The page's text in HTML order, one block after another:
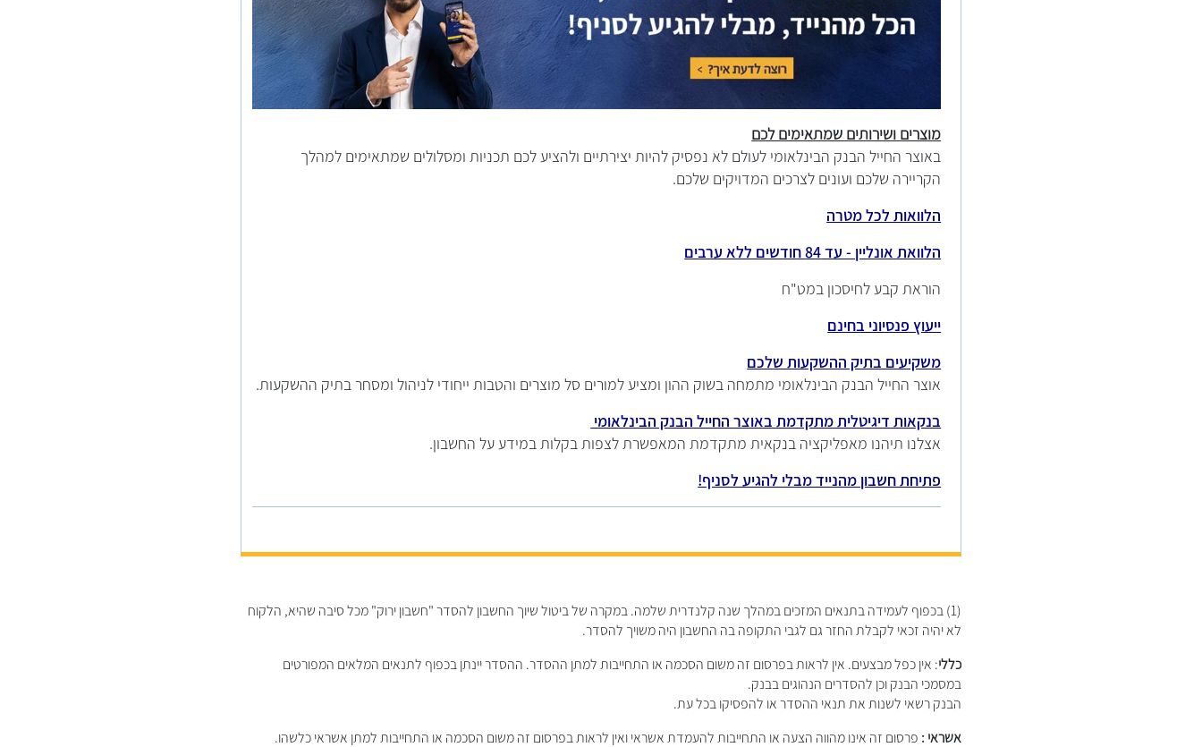
מוצרים ושירותים שמתאימים לכם
באוצר החייל הבנק הבינלאומי לעולם לא נפסיק להיות יצירתיים ולהציע לכם תכניות ומסלולים שמתאימים למהלך
הקריירה שלכם ועונים לצרכים המדויקים שלכם.
הלוואות לכל מטרה
הלוואת אונליין - עד 84 חודשים ללא ערבים
הוראת קבע לחיסכון במט"ח
ייעוץ פנסיוני בחינם
משקיעים בתיק ההשקעות שלכם
אוצר החייל הבנק הבינלאומי מתמחה בשוק ההון ומציע למורים סל מוצרים והטבות ייחודי לניהול ומסחר בתיק ההשקעות.
בנקאות דיגיטלית מתקדמת באוצר החייל הבנק הבינלאומי
אצלנו תיהנו מאפליקציה בנקאית מתקדמת המאפשרת לצפות בקלות במידע על החשבון.
פתיחת חשבון מהנייד מבלי להגיע לסניף!
(1) בכפוף לעמידה בתנאים המזכים במהלך שנה קלנדרית שלמה. במקרה של ביטול שיוך החשבון להסדר "חשבון ירוק" מכל סיבה שהיא, הלקוח
לא יהיה זכאי לקבלת החזר גם לגבי התקופה בה החשבון היה משויך להסדר.
כללי: אין כפל מבצעים. אין לראות בפרסום זה משום הסכמה או התחייבות למתן ההסדר. ההסדר יינתן בכפוף לתנאים המלאים המפורטים
במסמכי הבנק וכן להסדרים הנהוגים בבנק.
הבנק רשאי לשנות את תנאי ההסדר או להפסיקו בכל עת.
אשראי : פרסום זה אינו מהווה הצעה או התחייבות להעמדת אשראי ואין לראות בפרסום זה משום הסכמה או התחייבות למתן אשראי כלשהו.